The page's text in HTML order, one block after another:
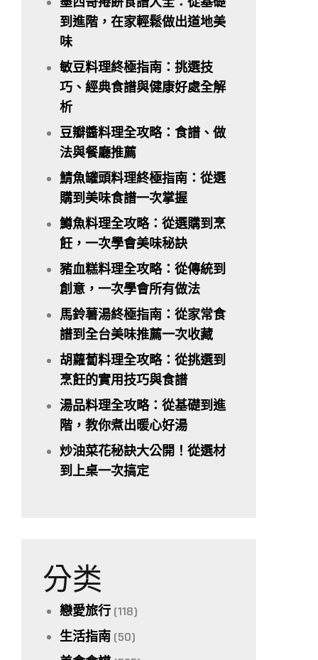
到進階，在家輕鬆做出道地美
味
敏豆料理終極指南：挑選技
巧、經典食譜與健康好處全解
析
豆瓣醬料理全攻略：食譜、做
法與餐廳推薦
鯖魚罐頭料理終極指南：從選
購到美味食譜一次掌握
鱒魚料理全攻略：從選購到烹
飪，一次學會美味秘訣
豬血糕料理全攻略：從傳統到
創意，一次學會所有做法
馬鈴薯湯終極指南：從家常食
譜到全台美味推薦一次收藏
胡蘿蔔料理全攻略：從挑選到
烹飪的實用技巧與食譜
湯品料理全攻略：從基礎到進
階，教你煮出暖心好湯
炒油菜花秘訣大公開！從選材
到上桌一次搞定
分类
戀愛旅行 (118)
生活指南 (50)